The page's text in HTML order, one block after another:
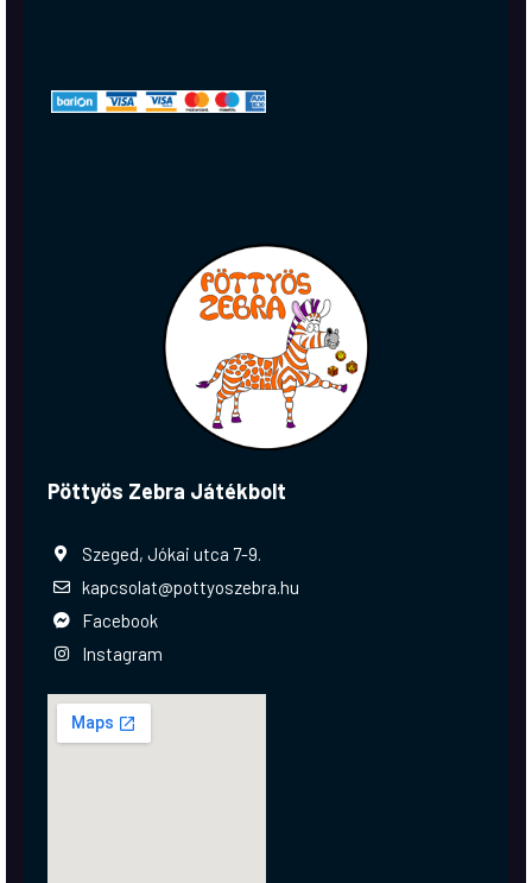
Pöttyös Zebra Játékbolt
Szeged, Jókai utca 7-9.
kapcsolat@pottyoszebra.hu
Facebook
Instagram